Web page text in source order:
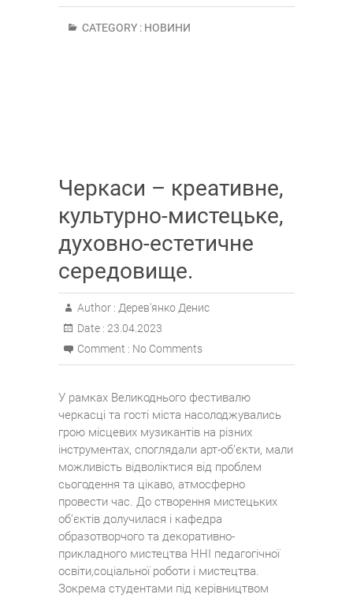
CATEGORY : НОВИНИ
Черкаси – креативне,
культурно-мистецьке,
духовно-естетичне
середовище.
Author : Дерев'янко Денис
Date : 23.04.2023
Comment : No Comments
У рамках Великоднього фестивалю
черкасці та гості міста насолоджувались
грою місцевих музикантів на різних
інструментах, споглядали арт-об’єкти, мали
можливість відволіктися від проблем
сьогодення та цікаво, атмосферно
провести час. До створення мистецьких
об’єктів долучилася і кафедра
образотворчого та декоративно-
прикладного мистецтва ННІ педагогічної
освіти,соціальної роботи і мистецтва.
Зокрема студентами під керівництвом